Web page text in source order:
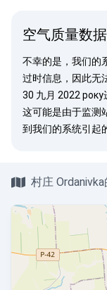
空气质量数
不幸的是，我们的
过时信息，因此无
30 九月 2022 року
这可能是由于监测
到我们的系统引起
村庄